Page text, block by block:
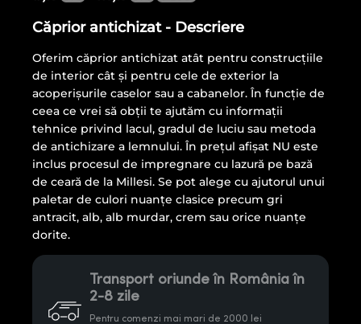
Căprior antichizat - Descriere
Oferim căprior antichizat atât pentru construcțiile
de interior cât și pentru cele de exterior la
acoperișurile caselor sau a cabanelor. În funcție de
ceea ce vrei să obții te ajutăm cu informații
tehnice privind lacul, gradul de luciu sau metoda
de antichizare a lemnului. În preţul afişat NU este
inclus procesul de impregnare cu lazură pe bază
de ceară de la Millesi. Se pot alege cu ajutorul unui
paletar de culori nuanţe clasice precum gri
antracit, alb, alb murdar, crem sau orice nuanţe
dorite.
Transport oriunde în România în
2-8 zile
Pentru comenzi mai mari de 2000 lei